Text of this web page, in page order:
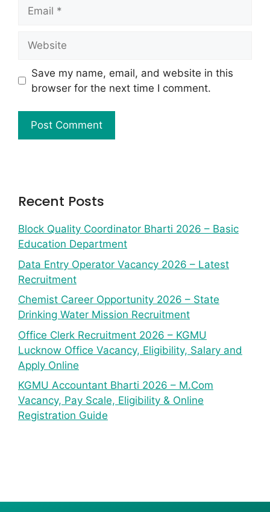
Save my name, email, and website in this
browser for the next time I comment.
Recent Posts
Block Quality Coordinator Bharti 2026 – Basic
Education Department
Data Entry Operator Vacancy 2026 – Latest
Recruitment
Chemist Career Opportunity 2026 – State
Drinking Water Mission Recruitment
Office Clerk Recruitment 2026 – KGMU
Lucknow Office Vacancy, Eligibility, Salary and
Apply Online
KGMU Accountant Bharti 2026 – M.Com
Vacancy, Pay Scale, Eligibility & Online
Registration Guide